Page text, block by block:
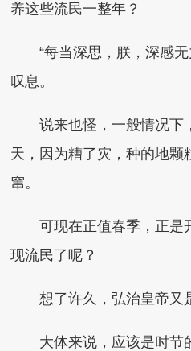
养这些流民一整年？
“每当深思，朕，深感
叹息。
说来也怪，一般情况下
天，因为糟了灾，种的地颗
窜。
可现在正值春季，正是
现流民了呢？
想了许久，弘治皇帝又
大体来说，应该是时节